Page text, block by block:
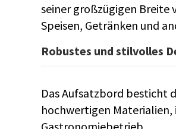
seiner großzügigen Breite
Speisen, Getränken und
Robustes und stilvolles
Das Aufsatzbord besticht
hochwertigen